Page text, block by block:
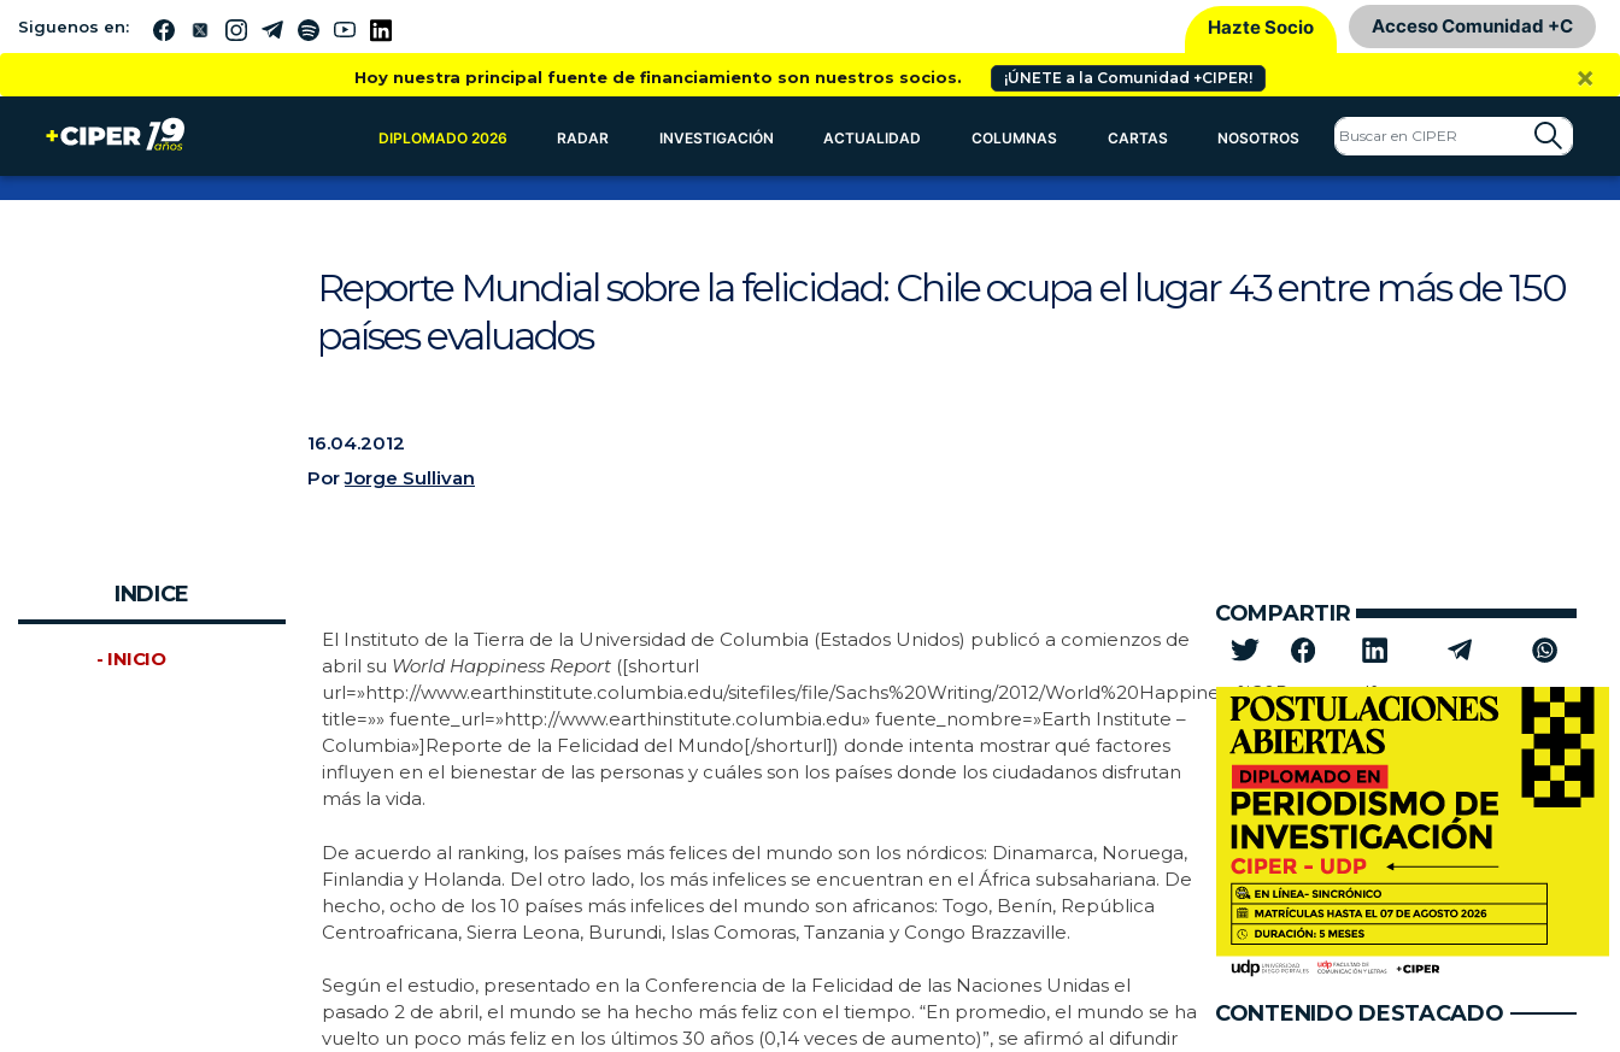
Siguenos en: Hazte Socio Acceso Comunidad +C
Hoy nuestra principal fuente de financiamiento son nuestros socios. ¡ÚNETE a la Comunidad +CIPER! ×
DIPLOMADO 2026 RADAR INVESTIGACIÓN ACTUALIDAD COLUMNAS CARTAS NOSOTROS
Reporte Mundial sobre la felicidad: Chile ocupa el lugar 43 entre más de 150
países evaluados
16.04.2012
PorJorge Sullivan
INDICE
- INICIO
El Instituto de la Tierra de la Universidad de Columbia (Estados Unidos) publicó a comienzos de
abril su World Happiness Report ([shorturl
url=»http://www.earthinstitute.columbia.edu/sitefiles/file/Sachs%20Writing/2012/World%20Happiness%20Report.pdf»
title=»» fuente_url=»http://www.earthinstitute.columbia.edu» fuente_nombre=»Earth Institute –
Columbia»]Reporte de la Felicidad del Mundo[/shorturl]) donde intenta mostrar qué factores
influyen en el bienestar de las personas y cuáles son los países donde los ciudadanos disfrutan
más la vida.
De acuerdo al ranking, los países más felices del mundo son los nórdicos: Dinamarca, Noruega,
Finlandia y Holanda. Del otro lado, los más infelices se encuentran en el África subsahariana. De
hecho, ocho de los 10 países más infelices del mundo son africanos: Togo, Benín, República
Centroafricana, Sierra Leona, Burundi, Islas Comoras, Tanzania y Congo Brazzaville.
Según el estudio, presentado en la Conferencia de la Felicidad de las Naciones Unidas el
pasado 2 de abril, el mundo se ha hecho más feliz con el tiempo. “En promedio, el mundo se ha
vuelto un poco más feliz en los últimos 30 años (0,14 veces de aumento)”, se afirmó al difundir
COMPARTIR
CONTENIDO DESTACADO